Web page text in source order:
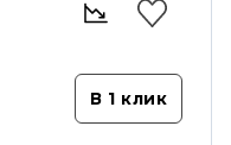
В 1 клик